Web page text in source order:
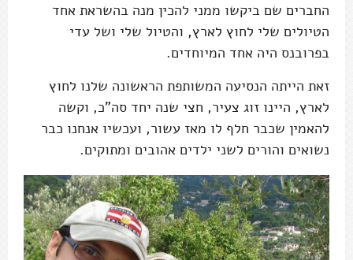
החברים שם ביקשו ממני להכין מנה בהשראת אחד
הטיולים שלי לחוץ לארץ, והטיול שלי ושל עדי
בפרובנס היה אחד המיוחדים.
זאת הייתה הנסיעה המשותפת הראשונה שלנו לחוץ
לארץ, היינו זוג צעיר, חצי שנה יחד סה"כ, וקשה
להאמין שכבר חלף לו מאז עשור, ועכשיו אנחנו כבר
נשואים והורים לשני ילדים אהובים ומתוקים.